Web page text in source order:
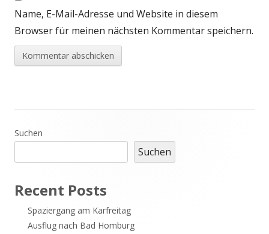
Name, E-Mail-Adresse und Website in diesem
Browser für meinen nächsten Kommentar speichern.
Haupt-
Seitenleiste
Suchen
Suchen
Recent Posts
Spaziergang am Karfreitag
Ausflug nach Bad Homburg